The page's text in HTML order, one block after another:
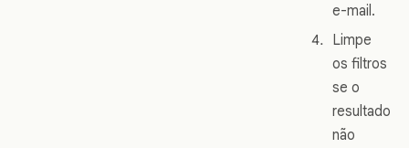
e-mail.
Limpe
os filtros
se o
resultado
não